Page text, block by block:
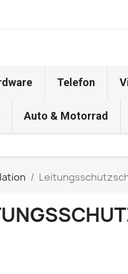
Telefon
Auto & Motorrad